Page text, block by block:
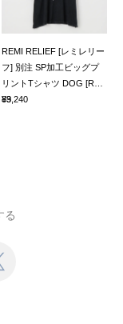
REMI RELIEF [レミレリー
フ] 別注 SP加工ビッグプ
リントTシャツ DOG [RN2
83
¥9,240
る